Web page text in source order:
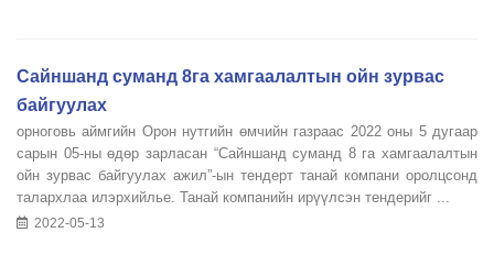
Сайншанд суманд 8га хамгаалалтын ойн зурвас
байгуулах
орноговь аймгийн Орон нутгийн өмчийн газраас 2022 оны 5 дугаар
сарын 05-ны өдөр зарласан “Сайншанд суманд 8 га хамгаалалтын
ойн зурвас байгуулах ажил”-ын тендерт танай компани оролцсонд
талархлаа илэрхийлье. Танай компанийн ирүүлсэн тендерийг ...
2022-05-13